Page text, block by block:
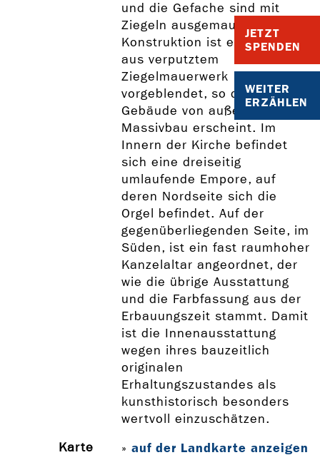
JETZT
SPENDEN
WEITER
ERZÄHLEN
und die Gefache sind mit
Ziegeln ausgemauert. Der
Konstruktion ist eine Schale
aus verputztem
Ziegelmauerwerk
vorgeblendet, so dass das
Gebäude von außen wie ein
Massivbau erscheint. Im
Innern der Kirche befindet
sich eine dreiseitig
umlaufende Empore, auf
deren Nordseite sich die
Orgel befindet. Auf der
gegenüberliegenden Seite, im
Süden, ist ein fast raumhoher
Kanzelaltar angeordnet, der
wie die übrige Ausstattung
und die Farbfassung aus der
Erbauungszeit stammt. Damit
ist die Innenausstattung
wegen ihres bauzeitlich
originalen
Erhaltungszustandes als
kunsthistorisch besonders
wertvoll einzuschätzen.
Karte
» auf der Landkarte anzeigen